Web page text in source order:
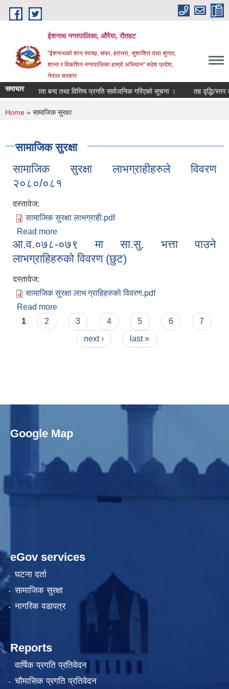
Skip to main content
ईशनाथ नगरपालिका, औरैया, रौतहट
"ईशनाथको शान स्वच्छ, सफा, हराभरा, सुशाशित तथा सुन्दर,
शान्त र विकशित नगरपालिका हाम्रो अभियान" मधेश प्रदेश,
नेपाल सरकार
समाचार
को खाता बन्द तथा वित्तिय प्रगति सार्वजनिक गरिएको सूचना । तह वृद्धि/स्तर
You are here
Home » सामाजिक सुरक्षा
सामाजिक सुरक्षा
सामाजिक सुरक्षा लाभग्राहीहरुले विवरण
२०८०/०८१
दस्तावेज:
सामाजिक सुरक्षा लाभग्राही.pdf
Read more
आ.व.०७८-०७९ मा सा.सु. भत्ता पाउने
लाभग्राहिहरुको विवरण (छुट)
दस्तावेज:
सामाजिक सुरक्षा लाभ ग्राहिहरुको विवरण.pdf
Read more
लाभग्राहिहरुको विवरण (छुट)
Pages
1 2 3 4 5 6
7
next ›
last »
Google Map
eGov services
घटना दर्ता
सामाजिक सुरक्षा
नागरिक वडापत्र
Reports
वार्षिक प्रगति प्रतिवेदन
चौमासिक प्रगति प्रतिवेदन